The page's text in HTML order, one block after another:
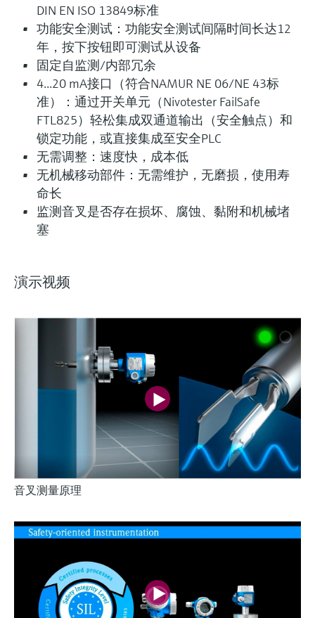
DIN EN ISO 13849标准
功能安全测试：功能安全测试间隔时间长达12
年，按下按钮即可测试从设备
固定自监测/内部冗余
4...20 mA接口（符合NAMUR NE 06/NE 43标
准）：通过开关单元（Nivotester FailSafe
FTL825）轻松集成双通道输出（安全触点）和
锁定功能，或直接集成至安全PLC
无需调整：速度快，成本低
无机械移动部件：无需维护，无磨损，使用寿
命长
监测音叉是否存在损坏、腐蚀、黏附和机械堵
塞
演示视频
音叉测量原理